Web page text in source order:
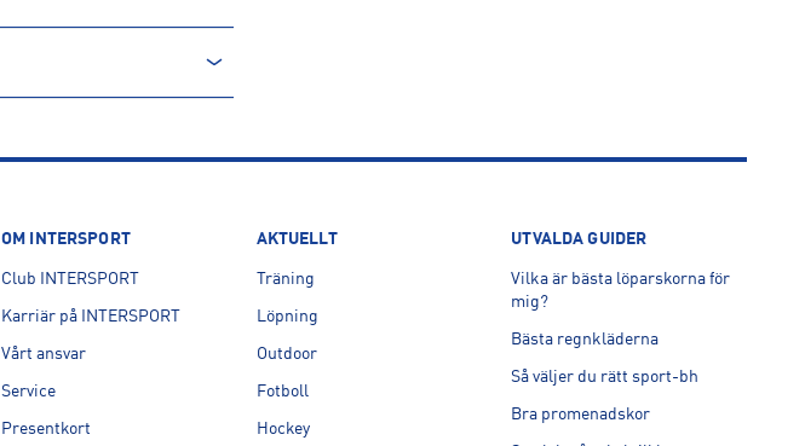
OM INTERSPORT
Club INTERSPORT
Karriär på INTERSPORT
Vårt ansvar
Service
Presentkort
AKTUELLT
Träning
Löpning
Outdoor
Fotboll
Hockey
UTVALDA GUIDER
Vilka är bästa löparskorna för
mig?
Bästa regnkläderna
Så väljer du rätt sport-bh
Bra promenadskor